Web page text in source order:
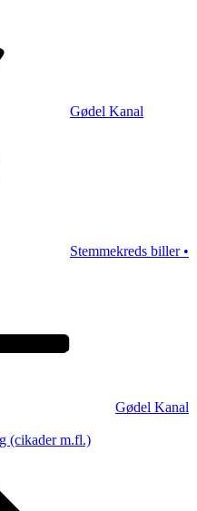
Gødel Kanal
Stemmekreds biller •
Gødel Kanal
(cikader m.fl.)